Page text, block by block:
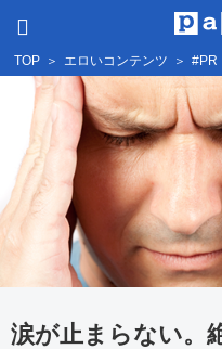
TOP ＞ エロいコンテンツ ＞ #PR
涙が止まらない。